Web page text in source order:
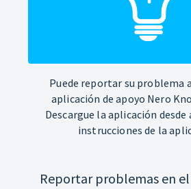
Puede reportar su problema
aplicación de apoyo Nero
Descargue la aplicación desde
instrucciones de la
Reportar problemas en